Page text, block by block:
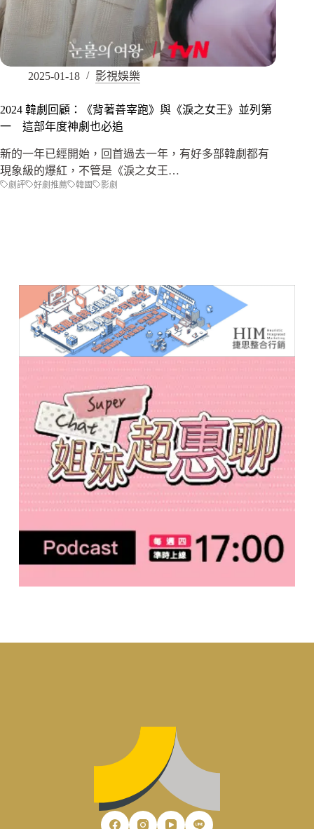
2025-01-18 影視娛樂
2024 韓劇回顧：《背著善宰跑》與《淚之女王》並列第
一 這部年度神劇也必追
新的一年已經開始，回首過去一年，有好多部韓劇都有
現象級的爆紅，不管是《淚之女王…
劇評 好劇推薦 韓國 影劇